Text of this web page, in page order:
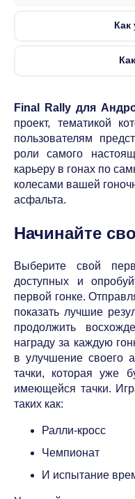
Как
Final Rally для
проект, тематикой
пользователям
роли самого
карьеру в гонах по
колесами вашей
асфальта.
Начинайте
Выберите свой
доступных и
первой гонке.
показать лучшие
продолжить
награду за каждую
в улучшение своего
тачки, которая уже
имеющейся тачки.
таких как:
Ралли-кросс
Чемпионат
И испытание